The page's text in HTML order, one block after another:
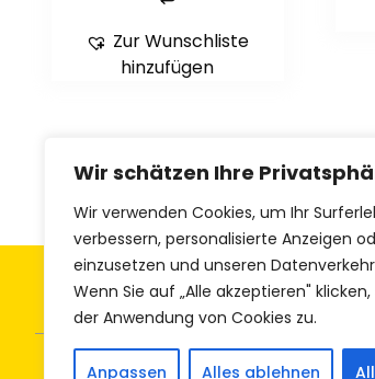
Wir schätzen Ihre
Wir verwenden Cookies, um Ihr
verbessern, personalisierte Anzeigen
einzusetzen und unseren
Wenn Sie auf „Alle akzeptieren"
der Anwendung von Cookies zu.
Anpassen Alles ablehnen
Zur Wunschliste
hinzufügen
Allgemeine